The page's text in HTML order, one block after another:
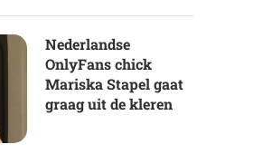
Nederlandse
OnlyFans chick
Mariska Stapel gaat
graag uit de kleren